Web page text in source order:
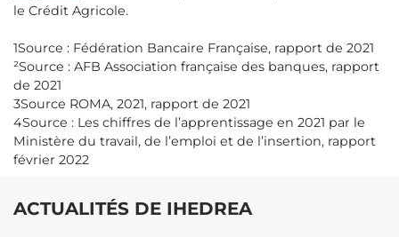
le Crédit Agricole.
1Source : Fédération Bancaire Française, rapport de 2021
²Source : AFB Association française des banques, rapport
de 2021
3Source ROMA, 2021, rapport de 2021
4Source : Les chiffres de l’apprentissage en 2021 par le
Ministère du travail, de l’emploi et de l’insertion, rapport
février 2022
ACTUALITÉS DE IHEDREA